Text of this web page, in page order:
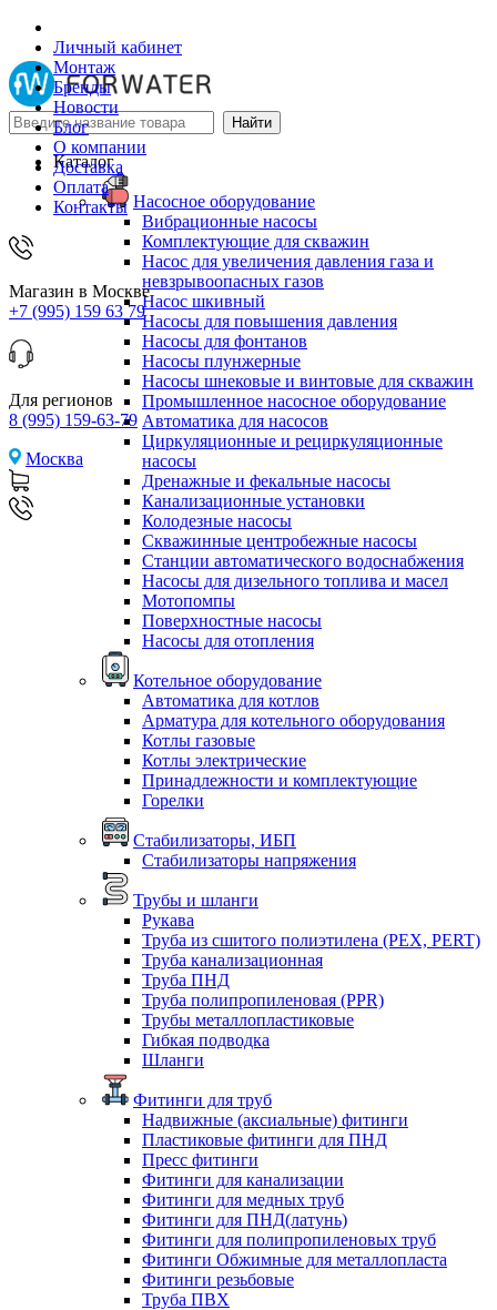
Личный кабинет
Монтаж
Бренды
Новости
Блог
О компании
Доставка
Оплата
Контакты
Магазин в Москве
+7 (995) 159 63 79
Для регионов
8 (995) 159-63-79
Москва
Каталог
Насосное оборудование
Вибрационные насосы
Комплектующие для скважин
Насос для увеличения давления газа и
невзрывоопасных газов
Насос шкивный
Насосы для повышения давления
Насосы для фонтанов
Насосы плунжерные
Насосы шнековые и винтовые для скважин
Промышленное насосное оборудование
Автоматика для насосов
Циркуляционные и рециркуляционные
насосы
Дренажные и фекальные насосы
Канализационные установки
Колодезные насосы
Скважинные центробежные насосы
Станции автоматического водоснабжения
Насосы для дизельного топлива и масел
Мотопомпы
Поверхностные насосы
Насосы для отопления
Котельное оборудование
Автоматика для котлов
Арматура для котельного оборудования
Котлы газовые
Котлы электрические
Принадлежности и комплектующие
Горелки
Стабилизаторы, ИБП
Стабилизаторы напряжения
Трубы и шланги
Рукава
Труба из сшитого полиэтилена (PEX, PERT)
Труба канализационная
Труба ПНД
Труба полипропиленовая (PPR)
Трубы металлопластиковые
Гибкая подводка
Шланги
Фитинги для труб
Надвижные (аксиальные) фитинги
Пластиковые фитинги для ПНД
Пресс фитинги
Фитинги для канализации
Фитинги для медных труб
Фитинги для ПНД(латунь)
Фитинги для полипропиленовых труб
Фитинги Обжимные для металлопласта
Фитинги резьбовые
Труба ПВХ